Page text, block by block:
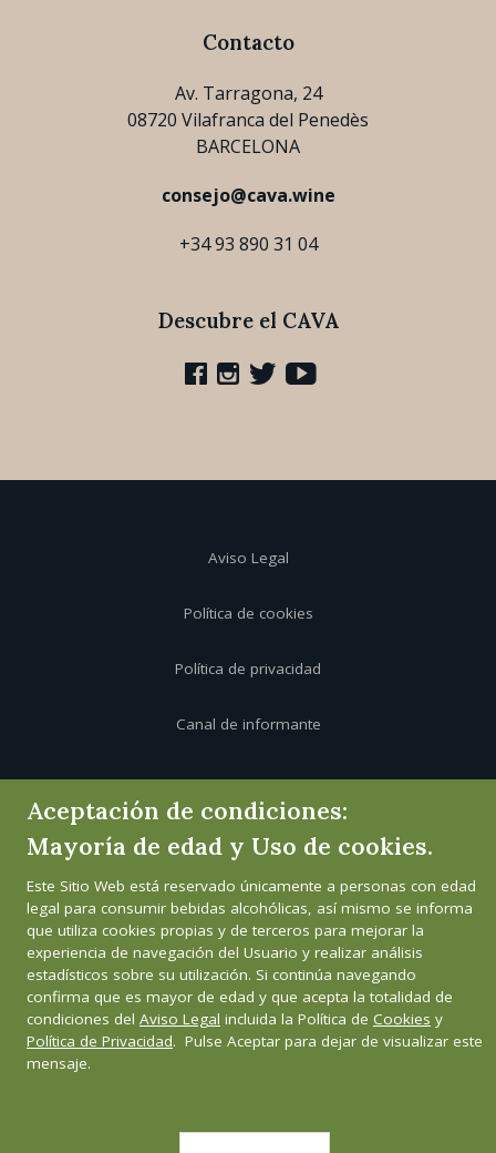
Contacto
Av. Tarragona, 24
08720 Vilafranca del Penedès
BARCELONA
consejo@cava.wine
+34 93 890 31 04
Descubre el CAVA
Aviso Legal
Política de cookies
Política de privacidad
Canal de informante
Aceptación de condiciones:
Mayoría de edad y Uso de cookies.
Este Sitio Web está reservado únicamente a personas con edad
legal para consumir bebidas alcohólicas, así mismo se informa
que utiliza cookies propias y de terceros para mejorar la
experiencia de navegación del Usuario y realizar análisis
estadísticos sobre su utilización. Si continúa navegando
confirma que es mayor de edad y que acepta la totalidad de
condiciones del Aviso Legal incluida la Política de Cookies y
Política de Privacidad. Pulse Aceptar para dejar de visualizar este
mensaje.